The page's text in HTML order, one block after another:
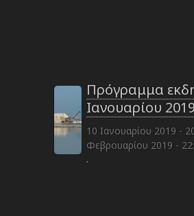
Πρόγραμμα
Ιανουαρίου 2019
10 Ιανουαρίου 2019 -
Φεβρουαρίου 2019 -
·